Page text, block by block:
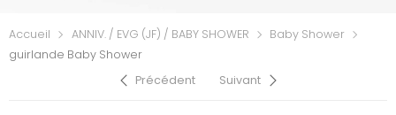
Accueil ANNIV. / EVG (JF) / BABY SHOWER
Baby Shower
guirlande Baby Shower
Précédent
Suivant